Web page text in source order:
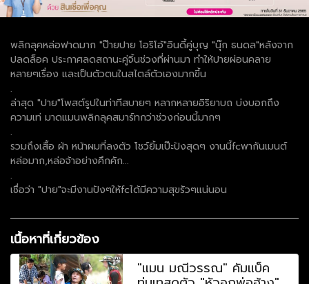
พลิกลุคหล่อฟาดมาก "ป๊ายปาย โอริโอ้"อินดี้คู่บุญ "นุ๊ก ธนดล"หลังจาก
ปลดล็อค ประกาศลดสถานะคู่จิ้นช่วงที่ผ่านมา ทำให้ปายผ่อนคลาย
หลายๆเรื่อง และเป็นตัวตนในสไตล์ตัวเองมากขี้น
.
ล่าสุด "ปาย"โพสต์รูปในท่าทีสบายๆ หลากหลายอิริยาบถ บ่งบอกถึง
ความเท่ มาดแมนพลิกลุคสมาร์ทกว่าช่วงก่อนนี้มากๆ
.
รวมถึงเสื้อ ผ้า หน้าผมที่ลงตัว โชว์ยิ้มเป๊ะปังสุดๆ งานนี้fcพากันเมนต์
หล่อมาก,หล่อจ้าอย่างคึกคัก...
.
เชื่อว่า "ปาย"จะมีงานปังๆให้fcได้มีความสุขรัวๆแน่นอน
เนื้อหาที่เกี่ยวข้อง
"แมน มณีวรรณ" คัมแบ็ค